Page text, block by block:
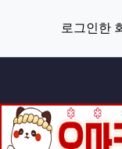
로그인한